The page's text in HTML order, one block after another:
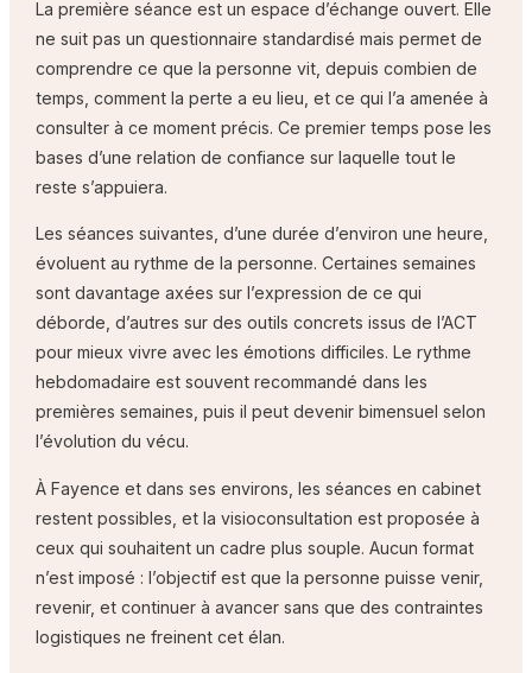
La première séance est un espace d’échange ouvert. Elle
ne suit pas un questionnaire standardisé mais permet de
comprendre ce que la personne vit, depuis combien de
temps, comment la perte a eu lieu, et ce qui l’a amenée à
consulter à ce moment précis. Ce premier temps pose les
bases d’une relation de confiance sur laquelle tout le
reste s’appuiera.
Les séances suivantes, d’une durée d’environ une heure,
évoluent au rythme de la personne. Certaines semaines
sont davantage axées sur l’expression de ce qui
déborde, d’autres sur des outils concrets issus de l’ACT
pour mieux vivre avec les émotions difficiles. Le rythme
hebdomadaire est souvent recommandé dans les
premières semaines, puis il peut devenir bimensuel selon
l’évolution du vécu.
À Fayence et dans ses environs, les séances en cabinet
restent possibles, et la visioconsultation est proposée à
ceux qui souhaitent un cadre plus souple. Aucun format
n’est imposé : l’objectif est que la personne puisse venir,
revenir, et continuer à avancer sans que des contraintes
logistiques ne freinent cet élan.